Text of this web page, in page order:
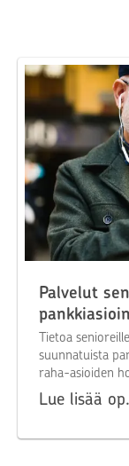
Palvelut
Tietoa
suunnatuista
raha-asioiden
Lue lisää